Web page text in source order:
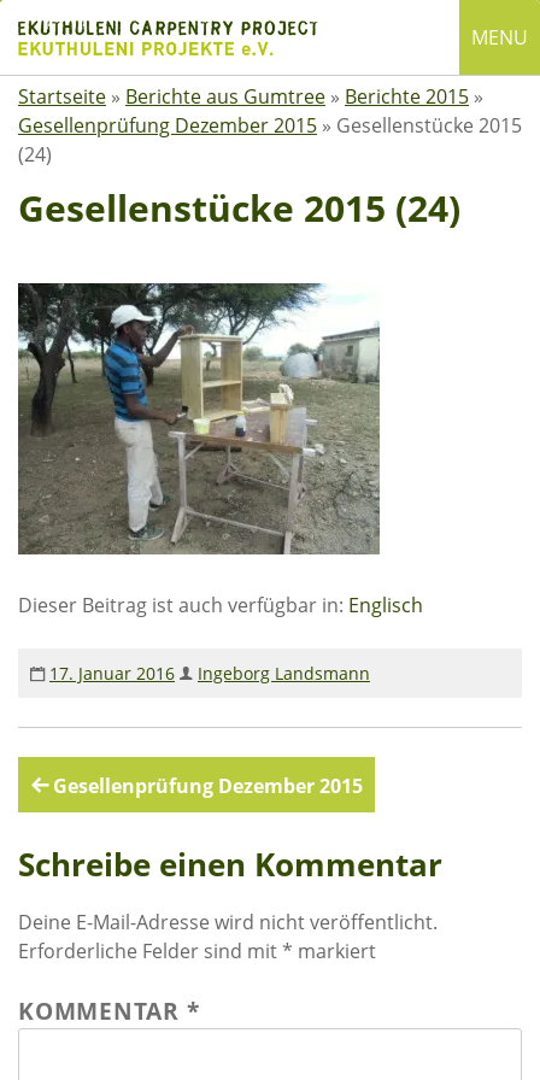
content
MENU
English
Deutsch
SUCHE
ÜBER EKUTHULENI
Startseite
Über uns
Satzung
Mitgliedschaft
Spenden
Kontakt I Infos zum Download
EKUTHULENI ZIMBABWE
Ausbildung in Ekuthuleni
Rundbriefe
Termine
Startseite » Berichte aus Gumtree » Berichte 2015 »
Gesellenprüfung Dezember 2015 » Gesellenstücke 2015
(24)
Gesellenstücke 2015 (24)
Dieser Beitrag ist auch verfügbar in: Englisch
17. Januar 2016 Ingeborg Landsmann
Beitragsnavigation
Gesellenprüfung Dezember 2015
Schreibe einen Kommentar
Deine E-Mail-Adresse wird nicht veröffentlicht.
Erforderliche Felder sind mit* markiert
KOMMENTAR *